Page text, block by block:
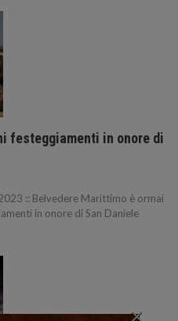
festeggiamenti in onore di
:: Belvedere Marittimo è ormai
in onore di San Daniele